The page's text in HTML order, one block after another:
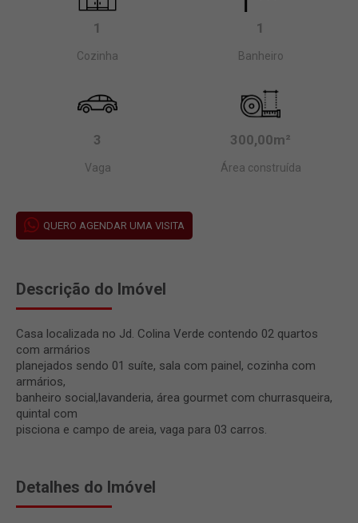
1
Cozinha
1
Banheiro
3
Vaga
300,00m²
Área construída
QUERO AGENDAR UMA VISITA
Descrição do Imóvel
Casa localizada no Jd. Colina Verde contendo 02 quartos
com armários
planejados sendo 01 suíte, sala com painel, cozinha com
armários,
banheiro social,lavanderia, área gourmet com churrasqueira,
quintal com
pisciona e campo de areia, vaga para 03 carros.
Detalhes do Imóvel